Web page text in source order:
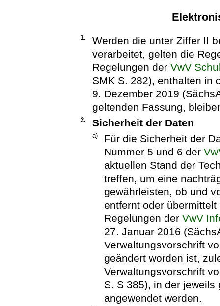
1.
Werden die unter Ziffer II
verarbeitet, gelten die
Regelungen der VwV
SMK S. 282), enthalten in
9. Dezember 2019
geltenden Fassung,
2. Sicherheit der Daten
a)
Für die Sicherheit der
Nummer 5 und 6 der
aktuellen Stand der
treffen, um eine
gewährleisten, ob und
entfernt oder
Regelungen derVwV
27. Januar 2016
Verwaltungsvorschrift
geändert worden ist,
Verwaltungsvorschrift
S. S 385), in der
angewendet werden.